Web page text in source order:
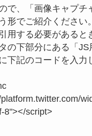
で、「画像キャプチ
形でご紹介ください
用する必要があると
の下部分にある「JS
下記のコードを入力
8"></script>